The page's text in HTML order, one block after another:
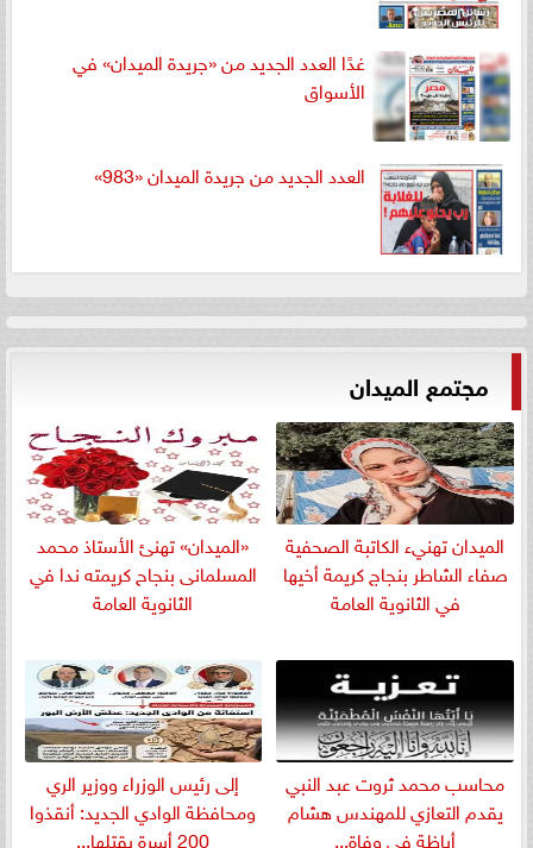
غدًا العدد الجديد من «جريدة الميدان» في
الأسواق
العدد الجديد من جريدة الميدان «983»
مجتمع الميدان
الميدان تهنيء الكاتبة الصحفية
صفاء الشاطر بنجاج كريمة أخيها
في الثانوية العامة
«الميدان» تهنئ الأستاذ محمد
المسلمانى بنجاح كريمته ندا في
الثانوية العامة
​محاسب محمد ثروت عبد النبي
يقدم التعازي للمهندس هشام
أباظة في وفاة...
إلى رئيس الوزراء ووزير الري
ومحافظة الوادي الجديد: أنقذوا
200 أسرة يقتلها...